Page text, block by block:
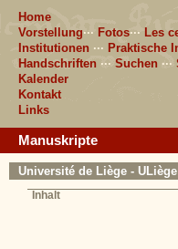
Home
Vorstellung··· Fotos··· Les
Institutionen ··· Praktische
Handschriften ··· Suchen ···
Kalender
Kontakt
Links
Manuskripte
Université de Liège -
Inhalt